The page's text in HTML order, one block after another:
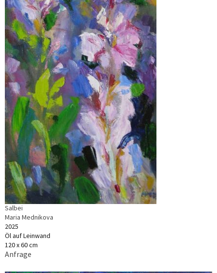
Salbei
Maria Mednikova
2025
Öl auf Leinwand
120 x 60 cm
Anfrage